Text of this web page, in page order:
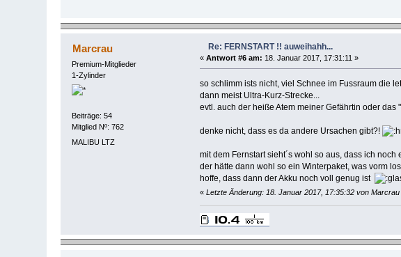
Marcrau
Premium-Mitglieder
1-Zylinder
Beiträge: 54
Mitglied Nº: 762
MALIBU LTZ
Re: FERNSTART !! auweihahh...
« Antwort #6 am: 18. Januar 2017, 17:31:11 »
so schlimm ists nicht, viel Schnee im Fussraum die
dann meist Ultra-Kurz-Strecke...
evtl. auch der heiße Atem meiner Gefährtin oder das
denke nicht, dass es da andere Ursachen gibt?!
mit dem Fernstart sieht´s wohl so aus, dass ich
der hätte dann wohl so ein Winterpaket, was vorm
hoffe, dass dann der Akku noch voll genug ist
« Letzte Änderung: 18. Januar 2017, 17:35:32 von Marcrau